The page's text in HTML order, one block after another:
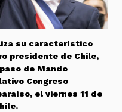
su característico
presidente de Chile,
de Mando
Congreso
el viernes 11 de